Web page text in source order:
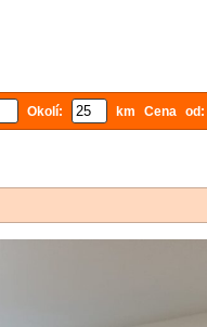
Okolí: km Cena od: